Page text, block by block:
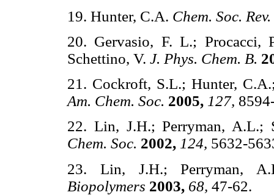
19. Hunter, C.A. Chem. Soc. Rev.
20. Gervasio, F. L.;
Schettino, V. J. Phys. Chem. B.
21. Cockroft, S.L.; Hunter,
Am. Chem. Soc. 2005, 127,
22. Lin, J.H.; Perryman, A.L.;
Chem. Soc. 2002, 124, 5632-
23. Lin, J.H.; Perryman,
Biopolymers 2003, 68, 47-